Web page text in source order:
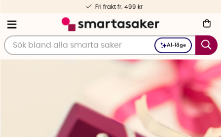
AI-läge
Personlig service – före och efter köp